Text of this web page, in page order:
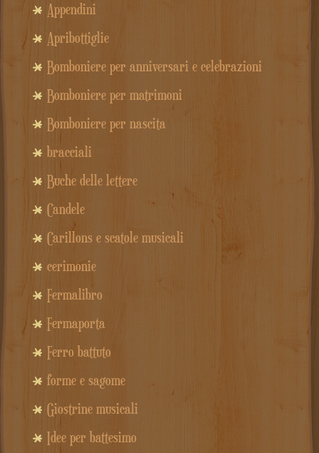
Appendini
Apribottiglie
Bomboniere per anniversari e celebrazioni
Bomboniere per matrimoni
Bomboniere per nascita
bracciali
Buche delle lettere
Candele
Carillons e scatole musicali
cerimonie
Fermalibro
Fermaporta
Ferro battuto
forme e sagome
Giostrine musicali
Idee per battesimo